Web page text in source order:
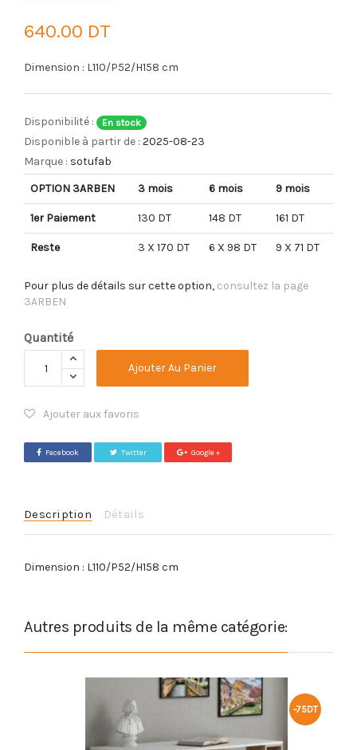
640.00 DT
Dimension : L110/P52/H158 cm
Disponibilité : En stock
Disponible à partir de : 2025-08-23
Marque : sotufab
OPTION 3ARBEN
3 mois 6 mois 9 mois
1er Paiement 130 DT 148 DT 161 DT
Reste 3 X 170 DT 6 X 98 DT 9 X 71 DT
Pour plus de détails sur cette option, consultez la page
3ARBEN
Quantité
Ajouter Au Panier
Ajouter aux favoris
Facebook Twitter Google +
Description Détails
Dimension : L110/P52/H158 cm
Autres produits de la même catégorie:
-75DT